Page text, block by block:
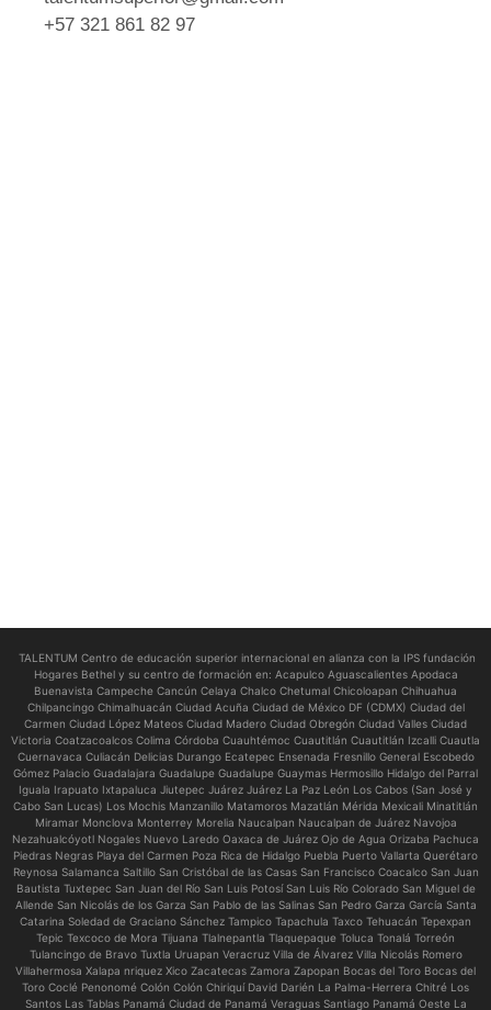
+57 321 861 82 97
TALENTUM Centro de educación superior internacional en alianza con la IPS fundación
Hogares Bethel y su centro de formación en: Acapulco Aguascalientes Apodaca
Buenavista Campeche Cancún Celaya Chalco Chetumal Chicoloapan Chihuahua
Chilpancingo Chimalhuacán Ciudad Acuña Ciudad de México DF (CDMX) Ciudad del
Carmen Ciudad López Mateos Ciudad Madero Ciudad Obregón Ciudad Valles Ciudad
Victoria Coatzacoalcos Colima Córdoba Cuauhtémoc Cuautitlán Cuautitlán Izcalli Cuautla
Cuernavaca Culiacán Delicias Durango Ecatepec Ensenada Fresnillo General Escobedo
Gómez Palacio Guadalajara Guadalupe Guadalupe Guaymas Hermosillo Hidalgo del Parral
Iguala Irapuato Ixtapaluca Jiutepec Juárez Juárez La Paz León Los Cabos (San José y
Cabo San Lucas) Los Mochis Manzanillo Matamoros Mazatlán Mérida Mexicali Minatitlán
Miramar Monclova Monterrey Morelia Naucalpan Naucalpan de Juárez Navojoa
Nezahualcóyotl Nogales Nuevo Laredo Oaxaca de Juárez Ojo de Agua Orizaba Pachuca
Piedras Negras Playa del Carmen Poza Rica de Hidalgo Puebla Puerto Vallarta Querétaro
Reynosa Salamanca Saltillo San Cristóbal de las Casas San Francisco Coacalco San Juan
Bautista Tuxtepec San Juan del Río San Luis Potosí San Luis Río Colorado San Miguel de
Allende San Nicolás de los Garza San Pablo de las Salinas San Pedro Garza García Santa
Catarina Soledad de Graciano Sánchez Tampico Tapachula Taxco Tehuacán Tepexpan
Tepic Texcoco de Mora Tijuana Tlalnepantla Tlaquepaque Toluca Tonalá Torreón
Tulancingo de Bravo Tuxtla Uruapan Veracruz Villa de Álvarez Villa Nicolás Romero
Villahermosa Xalapa nriquez Xico Zacatecas Zamora Zapopan Bocas del Toro Bocas del
Toro Coclé Penonomé Colón Colón Chiriquí David Darién La Palma-Herrera Chitré Los
Santos Las Tablas Panamá Ciudad de Panamá Veraguas Santiago Panamá Oeste La